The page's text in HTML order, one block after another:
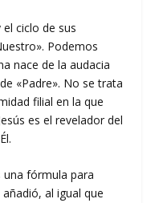
ciclo de sus
Podemos
nace de la audacia
«Padre». No se trata
filial en la que
es el revelador del
una fórmula para
al igual que